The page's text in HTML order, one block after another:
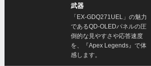
武器
「EX-GDQ271UEL」の魅力
であるQD-OLEDパネルの圧
倒的な見やすさや応答速度
を、『Apex Legends』で体
感します。